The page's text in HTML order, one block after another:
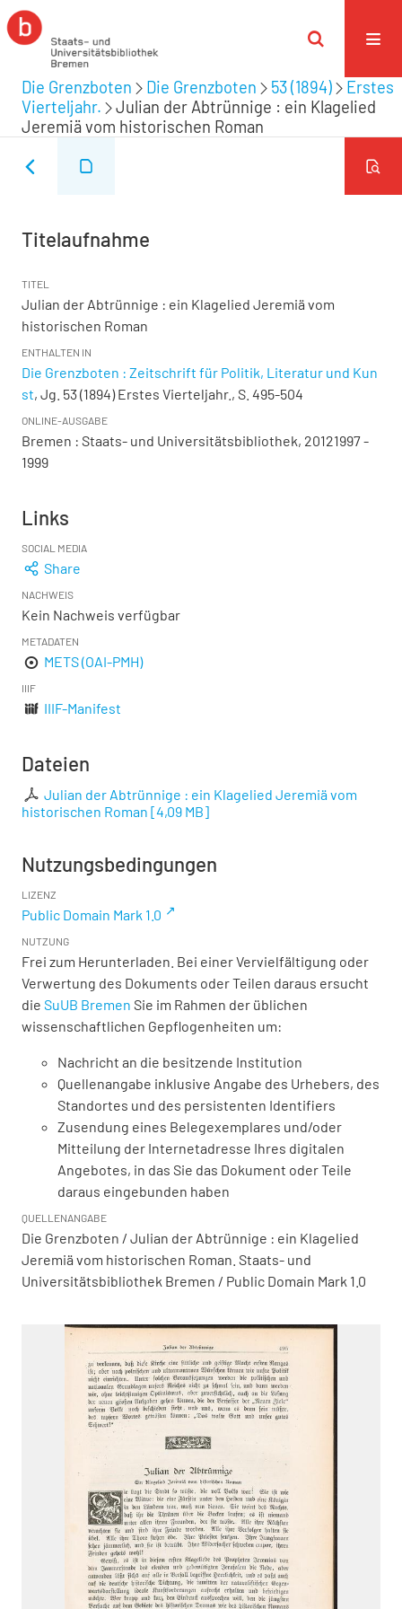
Die Grenzboten Die Grenzboten 53 (1894)
Erstes
Vierteljahr.
Julian der Abtrünnige : ein Klagelied
Jeremiä vom historischen Roman
Titelaufnahme
TITEL
Julian der Abtrünnige : ein Klagelied Jeremiä vom
historischen Roman
ENTHALTEN IN
Die Grenzboten : Zeitschrift für Politik, Literatur und Kun
st, Jg. 53 (1894) Erstes Vierteljahr., S. 495-504
ONLINE-AUSGABE
Bremen : Staats- und Universitätsbibliothek, 20121997 -
1999
Links
SOCIAL MEDIA
Share
NACHWEIS
Kein Nachweis verfügbar
METADATEN
METS (OAI-PMH)
IIIF
IIIF-Manifest
Dateien
Julian der Abtrünnige : ein Klagelied Jeremiä vom
historischen Roman [4,09 MB]
Nutzungsbedingungen
LIZENZ
Public Domain Mark 1.0
NUTZUNG
Frei zum Herunterladen. Bei einer Vervielfältigung oder
Verwertung des Dokuments oder Teilen daraus ersucht
die SuUB Bremen Sie im Rahmen der üblichen
wissenschaftlichen Gepflogenheiten um:
Nachricht an die besitzende Institution
Quellenangabe inklusive Angabe des Urhebers, des
Standortes und des persistenten Identifiers
Zusendung eines Belegexemplares und/oder
Mitteilung der Internetadresse Ihres digitalen
Angebotes, in das Sie das Dokument oder Teile
daraus eingebunden haben
QUELLENANGABE
Die Grenzboten / Julian der Abtrünnige : ein Klagelied
Jeremiä vom historischen Roman. Staats- und
Universitätsbibliothek Bremen / Public Domain Mark 1.0